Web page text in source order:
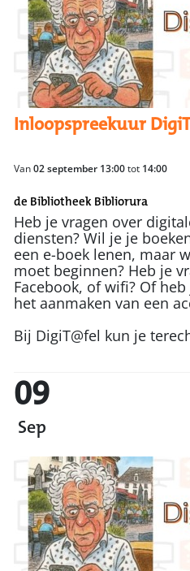
Inloopspreekuur
Van02 september 13:00tot 14:00
de Bibliotheek Bibliorura
Heb je vragen over
diensten? Wil je je
een e-boek lenen, maar
moet beginnen? Heb je
Facebook, of wifi? Of
het aanmaken van een
Bij DigiT@fel kun je
09
Sep